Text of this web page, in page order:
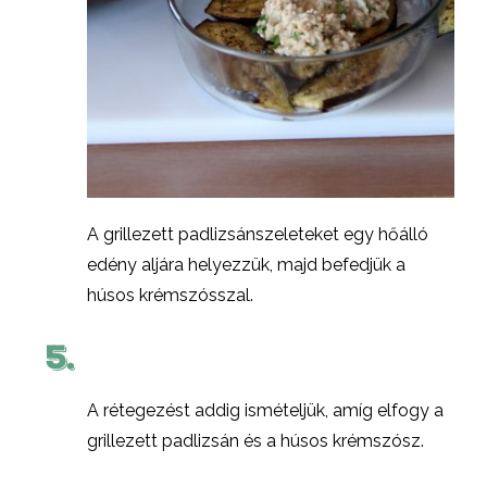
A grillezett padlizsánszeleteket egy hőálló
edény aljára helyezzük, majd befedjük a
húsos krémszósszal.
5.
A rétegezést addig ismételjük, amíg elfogy a
grillezett padlizsán és a húsos krémszósz.